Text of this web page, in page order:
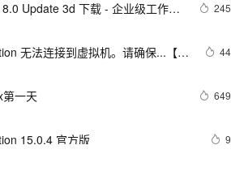
Update 3d 下载 - 企业级工作负
245
无法连接到虚拟机。请确保...【解
44
一天 649
15.0.4 官方版 9